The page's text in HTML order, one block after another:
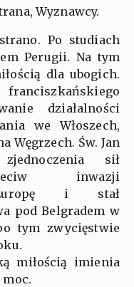
Wyznawcy.
Po studiach
Perugii. Na tym
dla ubogich.
działalności
we Włoszech,
Węgrzech. Św. Jan
sił
inwazji
i stał
pod Belgradem w
tym zwycięstwie
miłością imienia
moc.